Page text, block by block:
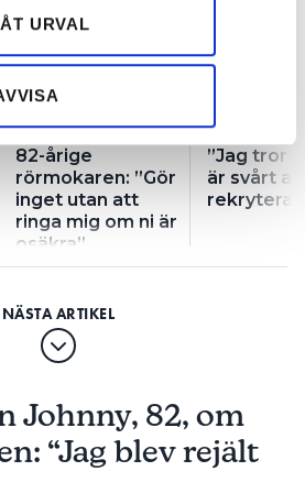
informationen med annan
deras tjänster.
URVAL
82-årige
rörmokaren: ”Gör
inget utan att
ringa mig om ni är
osäkra”
”Jag tror
är svårt
rekrytera
Johnny, 82, om
“Jag blev rejält